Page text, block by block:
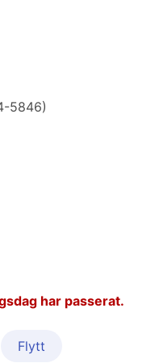
5846)
har passerat.
Flytt